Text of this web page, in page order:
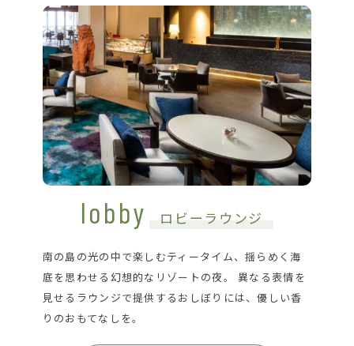
lobby ロビーラウンジ
南の島の光の中で楽しむティータイム、揺らめく海
底を思わせる幻想的なリゾートの夜。 異なる表情を
見せるラウンジで提供するおしぼりには、優しい香
りのおもてなしを。